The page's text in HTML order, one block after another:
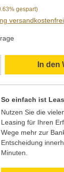
gespart)
versandkostenfrei
Gib den
In den
So einfach ist
Nutzen Sie die
Leasing für Ihren
Wege mehr zur
Entscheidung
Minuten.